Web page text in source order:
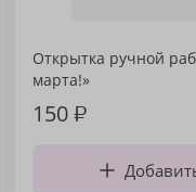
Открытка ручной
марта!»
150₽